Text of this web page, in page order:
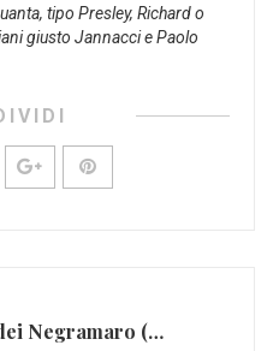
tipo Presley, Richard o
giusto Jannacci e Paolo
Le frasi più belle dei Negramaro (FOTO E VIDEO)